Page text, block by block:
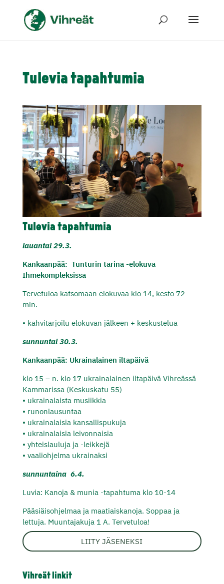
Tulevia tapahtumia
Tulevia tapahtumia
lauantai 29.3.
Kankaanpää: Tunturin tarina -elokuva
Ihmekompleksissa
Tervetuloa katsomaan elokuvaa klo 14, kesto 72
min.
•⁠ ⁠kahvitarjoilu elokuvan jälkeen + keskustelua
sunnuntai 30.3.
Kankaanpää: Ukrainalainen iltapäivä
klo 15 – n. klo 17 ukrainalainen iltapäivä Vihreässä
Kammarissa (Keskuskatu 55)
•⁠ ⁠ukrainalaista musiikkia
•⁠ ⁠runonlausuntaa
•⁠ ⁠ukrainalaisia kansallispukuja
•⁠ ⁠ukrainalaisia leivonnaisia
•⁠ ⁠yhteislauluja ja -leikkejä
•⁠ ⁠vaaliohjelma ukrainaksi
sunnuntaina 6.4.
Luvia: Kanoja & munia -tapahtuma klo 10-14
Pääsiäisohjelmaa ja maatiaiskanoja. Soppaa ja
lettuja. Muuntajakuja 1 A. Tervetuloa!
LIITY JÄSENEKSI
Vihreät linkit